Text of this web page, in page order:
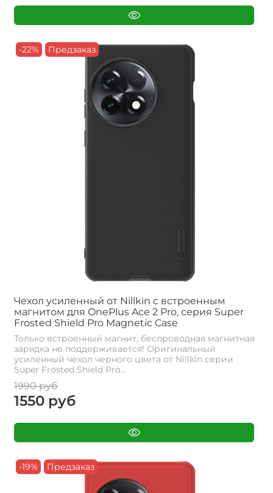
-22% Предзаказ
Чехол усиленный от Nillkin c встроенным
магнитом для OnePlus Ace 2 Pro, серия Super
Frosted Shield Pro Magnetic Case
Только встроенный магнит, беспроводная магнитная
зарядка не поддерживается! Оригинальный
усиленный чехол черного цвета от Nillkin серии
Super Frosted Shield Pro...
1990 руб
1550 руб
-19% Предзаказ